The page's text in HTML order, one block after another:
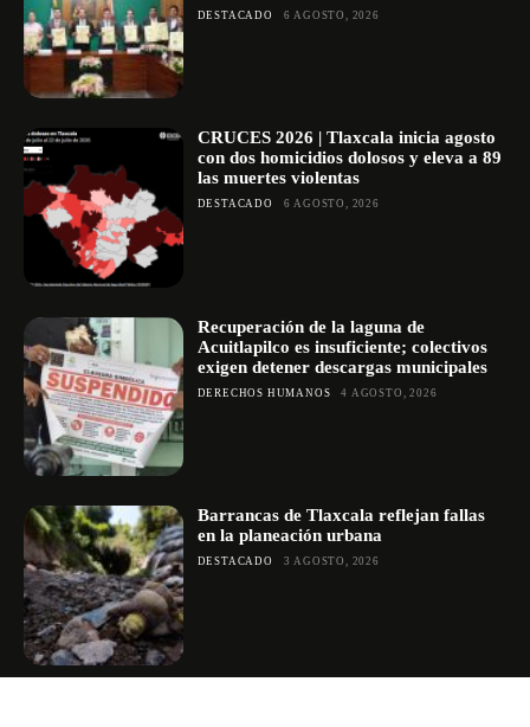
DESTACADO 6 AGOSTO, 2026
CRUCES 2026 | Tlaxcala inicia agosto
con dos homicidios dolosos y eleva a 89
las muertes violentas
DESTACADO 6 AGOSTO, 2026
Recuperación de la laguna de
Acuitlapilco es insuficiente; colectivos
exigen detener descargas municipales
DERECHOS HUMANOS 4 AGOSTO, 2026
Barrancas de Tlaxcala reflejan fallas
en la planeación urbana
DESTACADO 3 AGOSTO, 2026